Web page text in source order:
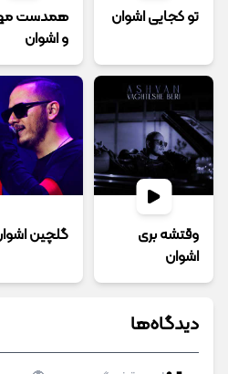
تو کجایی اشوان
همدست
و اشوان
وقتشه بری
اشوان
گلچین
دیدگاه‌ها